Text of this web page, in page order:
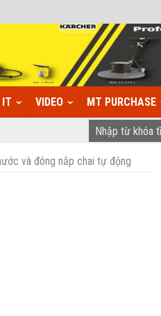
IT VIDEO MT PURCHASE
và đóng nắp chai tự động